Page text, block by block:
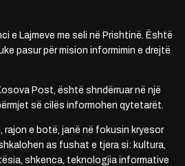
e Lajmeve me seli në Prishtinë. Është
pasur për mision informimin e drejtë
Post, është shndërruar në një
së cilës informohen qytetarët.
rajon e botë, janë në fokusin kryesor
as fushat e tjera si: kultura,
shkenca, teknologjia informative